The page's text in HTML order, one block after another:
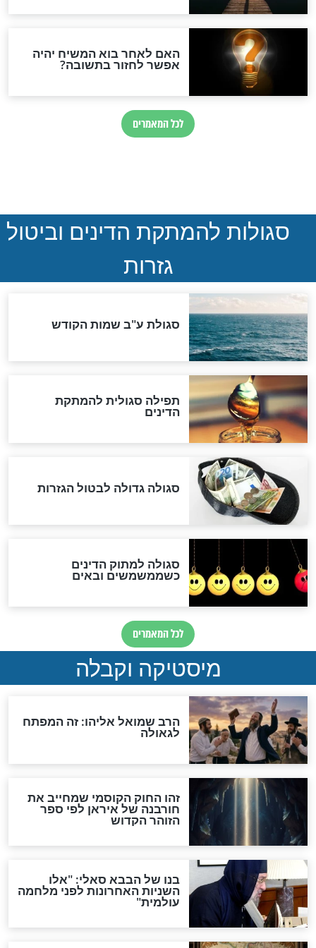
הותר לפרסום: לוחמי מילואים
נהרגו בדרום לבנון
ההסכם החשאי של טראמפ
המסמך האבוד שנחשף
במרתפי מוסקבה: כתב היד
הנדיר של הרשב"ם התגלה
"מודה לקב"ה על כל השנים"
לכל המאמרים
אחרית הימים
האם אפשר לחשב את הקץ?
מה יהיה בימות המשיח?
"לפני הגאולה תהיה אפיקורסות
והכחשה גדולה מאוד של
האמונה"
האם לאחר בוא המשיח יהיה
אפשר לחזור בתשובה?